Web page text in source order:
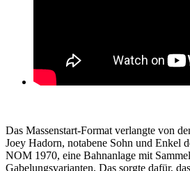
Das Massenstart-Format verlangte von
Joey Hadorn, notabene Sohn und Enkel
NOM 1970, eine Bahnanlage mit
Gabelungsvarianten. Das sorgte dafür,